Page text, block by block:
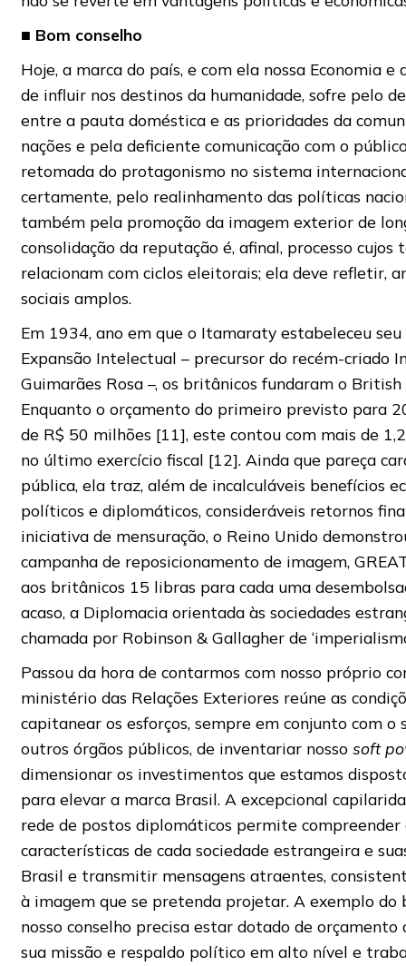
■ Bom conselho
Hoje, a marca do país, e com ela nossa Economia e
de influir nos destinos da humanidade, sofre pelo
entre a pauta doméstica e as prioridades da
nações e pela deficiente comunicação com o
retomada do protagonismo no sistema
certamente, pelo realinhamento das políticas
também pela promoção da imagem exterior de
consolidação da reputação é, afinal, processo cujos
relacionam com ciclos eleitorais; ela deve refletir,
sociais amplos.
Em 1934, ano em que o Itamaraty estabeleceu seu
Expansão Intelectual – precursor do recém-criado
Guimarães Rosa –, os britânicos fundaram o British
Enquanto o orçamento do primeiro previsto para
de R$ 50 milhões [11], este contou com mais de
no último exercício fiscal [12]. Ainda que pareça
pública, ela traz, além de incalculáveis benefícios
políticos e diplomáticos, consideráveis retornos
iniciativa de mensuração, o Reino Unido
campanha de reposicionamento de imagem,
aos britânicos 15 libras para cada uma
acaso, a Diplomacia orientada às sociedades
chamada por Robinson & Gallagher de
Passou da hora de contarmos com nosso próprio
ministério das Relações Exteriores reúne as
capitanear os esforços, sempre em conjunto com o
outros órgãos públicos, de inventariar nosso soft
dimensionar os investimentos que estamos
para elevar a marca Brasil. A excepcional
rede de postos diplomáticos permite compreender
características de cada sociedade estrangeira e
Brasil e transmitir mensagens atraentes,
à imagem que se pretenda projetar. A exemplo do
nosso conselho precisa estar dotado de orçamento
sua missão e respaldo político em alto nível e